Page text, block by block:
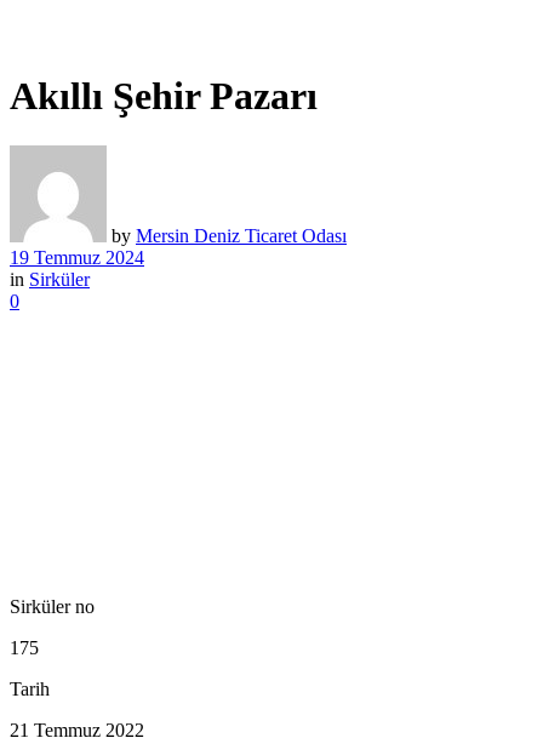
Akıllı Şehir Pazarı
by Mersin Deniz Ticaret Odası
19 Temmuz 2024
in Sirküler
0
Sirküler no
175
Tarih
21 Temmuz 2022